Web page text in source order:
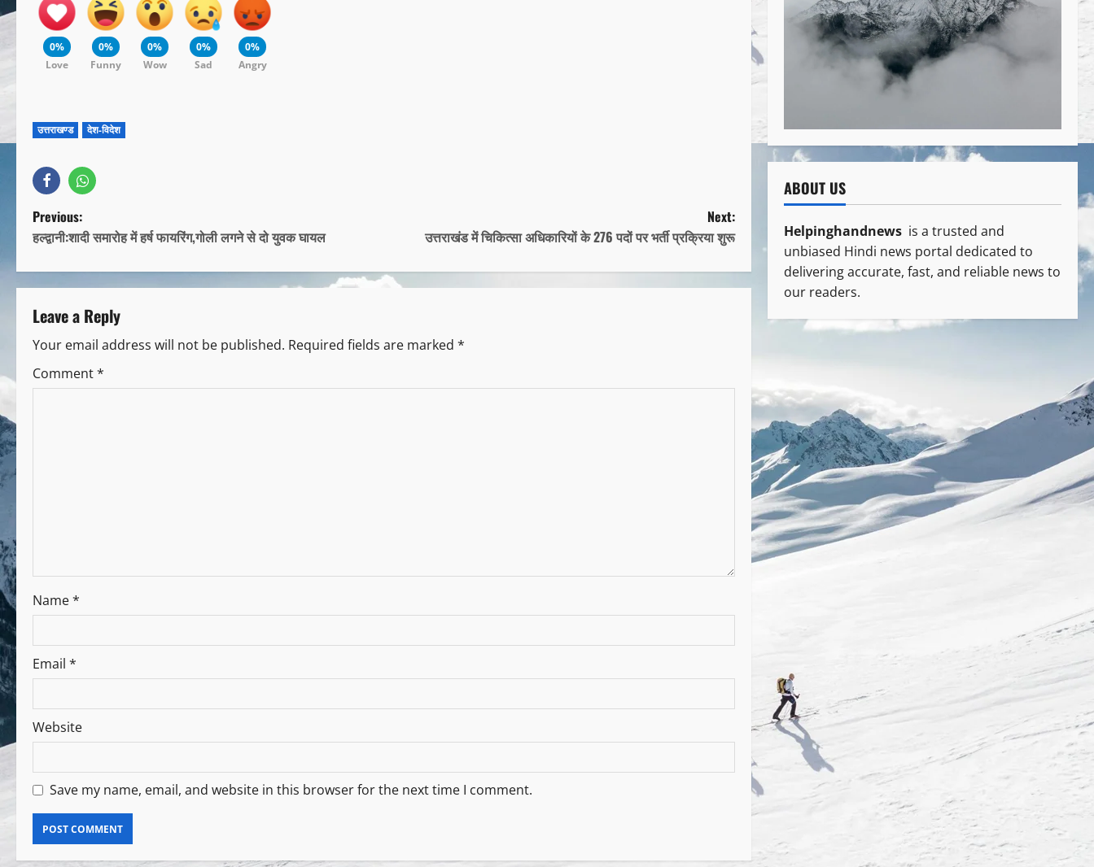
0%
Love
0%
Funny
0%
Wow
0%
Sad
0%
Angry
उत्तराखण्ड देश-विदेश
Previous:
हल्द्वानी:शादी समारोह में हर्ष फायरिंग,गोली लगने से दो युवक घायल
Next:
उत्तराखंड में चिकित्सा अधिकारियों के 276 पदों पर भर्ती प्रक्रिया शुरू
Leave a Reply
Your email address will not be published. Required fields are marked *
Comment*
Name*
Email *
Website
Save my name, email, and website in this browser for the next time I comment.
ABOUT US
Helpinghandnews is a trusted and
unbiased Hindi news portal dedicated to
delivering accurate, fast, and reliable news to
our readers.